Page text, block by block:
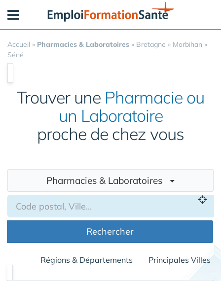
Accueil » Pharmacies & Laboratoires » Bretagne » Morbihan »
Séné
Trouver une Pharmacie ou
un Laboratoire
proche de chez vous
Pharmacies & Laboratoires
Rechercher
Régions & Départements Principales Villes